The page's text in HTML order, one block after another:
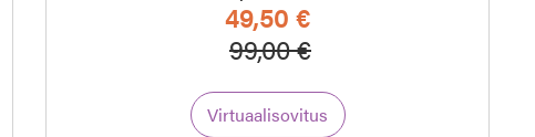
49,50 €
Hinta alennettu
99,00 €Alennettu hinta
Virtuaalisovitus